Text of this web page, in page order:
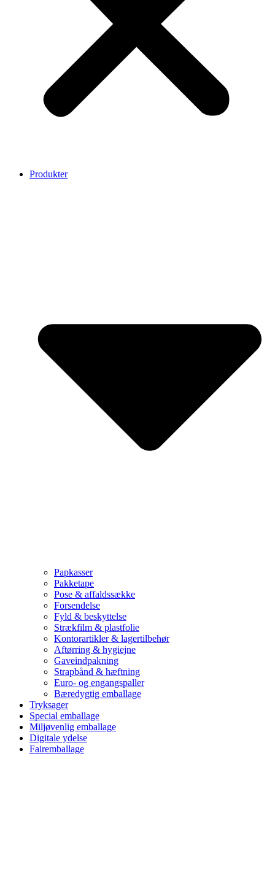
Produkter
Papkasser
Pakketape
Pose & affaldssække
Forsendelse
Fyld & beskyttelse
Strækfilm & plastfolie
Kontorartikler & lagertilbehør
Aftørring & hygiejne
Gaveindpakning
Strapbånd & hæftning
Euro- og engangspaller
Bæredygtig emballage
Tryksager
Special emballage
Miljøvenlig emballage
Digitale ydelse
Fairemballage